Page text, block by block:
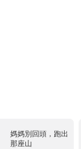
媽媽別回頭，跑出
那座山